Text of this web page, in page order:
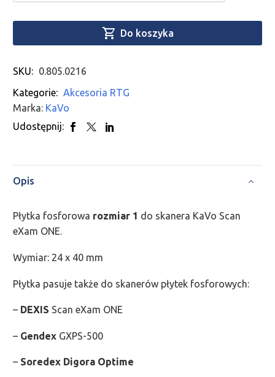
 Do koszyka
SKU: 0.805.0216
Kategorie: Akcesoria RTG
Marka: KaVo
Udostępnij:
Opis
Płytka fosforowa rozmiar 1 do skanera KaVo Scan
eXam ONE.
Wymiar: 24 x 40 mm
Płytka pasuje także do skanerów płytek fosforowych:
– DEXIS Scan eXam ONE
– Gendex GXPS-500
– Soredex Digora Optime